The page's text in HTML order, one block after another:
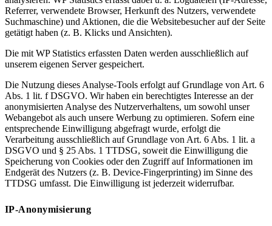
Referrer, verwendete Browser, Herkunft des Nutzers, verwendete
Suchmaschine) und Aktionen, die die Websitebesucher auf der Seite
getätigt haben (z. B. Klicks und Ansichten).
Die mit WP Statistics erfassten Daten werden ausschließlich auf
unserem eigenen Server gespeichert.
Die Nutzung dieses Analyse-Tools erfolgt auf Grundlage von Art. 6
Abs. 1 lit. f DSGVO. Wir haben ein berechtigtes Interesse an der
anonymisierten Analyse des Nutzerverhaltens, um sowohl unser
Webangebot als auch unsere Werbung zu optimieren. Sofern eine
entsprechende Einwilligung abgefragt wurde, erfolgt die
Verarbeitung ausschließlich auf Grundlage von Art. 6 Abs. 1 lit. a
DSGVO und § 25 Abs. 1 TTDSG, soweit die Einwilligung die
Speicherung von Cookies oder den Zugriff auf Informationen im
Endgerät des Nutzers (z. B. Device-Fingerprinting) im Sinne des
TTDSG umfasst. Die Einwilligung ist jederzeit widerrufbar.
IP-Anonymisierung